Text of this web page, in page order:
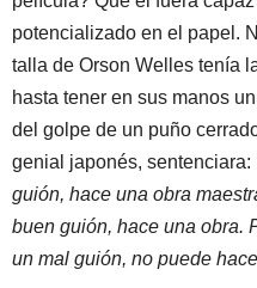
potencializado en el papel.
talla de Orson Welles tenía
hasta tener en sus manos
del golpe de un puño
genial japonés, sentenciara:
guión, hace una obra
buen guión, hace una obra.
un mal guión, no puede